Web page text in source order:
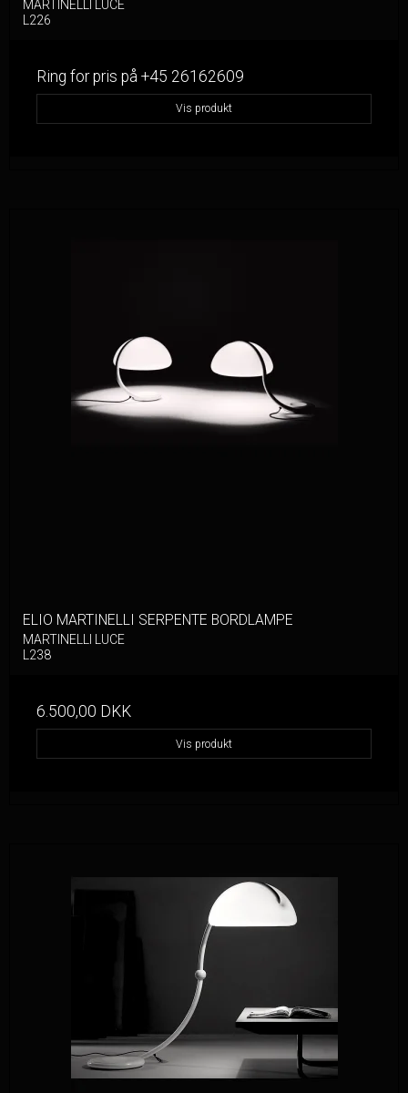
MARTINELLI LUCE
L226
Ring for pris på +45 26162609
Vis produkt
ELIO MARTINELLI SERPENTE BORDLAMPE
MARTINELLI LUCE
L238
6.500,00 DKK
Vis produkt